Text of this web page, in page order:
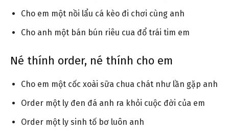
Cho em một nồi lẩu cá kèo đi chơi cùng anh
Cho anh một bán bún riêu cua đổ trái tim em
Né thính order, né thính cho em
Cho em một cốc xoài sữa chua chát như lần gặp anh
Order một ly đen đá anh ra khỏi cuộc đời của em
Order một ly sinh tố bơ luôn anh